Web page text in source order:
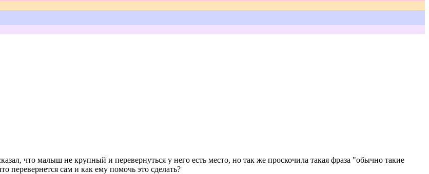
что малыш не крупный и перевернуться у него есть место, но так же проскочила такая фраза "обычно такие
перевернется сам и как ему помочь это сделать?